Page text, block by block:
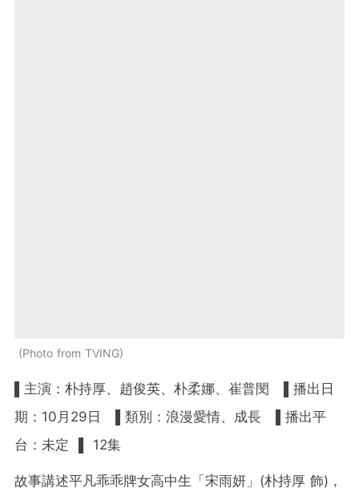
Photo from TVING
▌主演：朴持厚、趙俊英、朴柔娜、崔普閔 ▌播出日
期：10月29日 ▌類別：浪漫愛情、成長 ▌播出平
台：未定 ▌ 12集
故事講述平凡乖乖牌女高中生「宋雨妍」(朴持厚 飾)，